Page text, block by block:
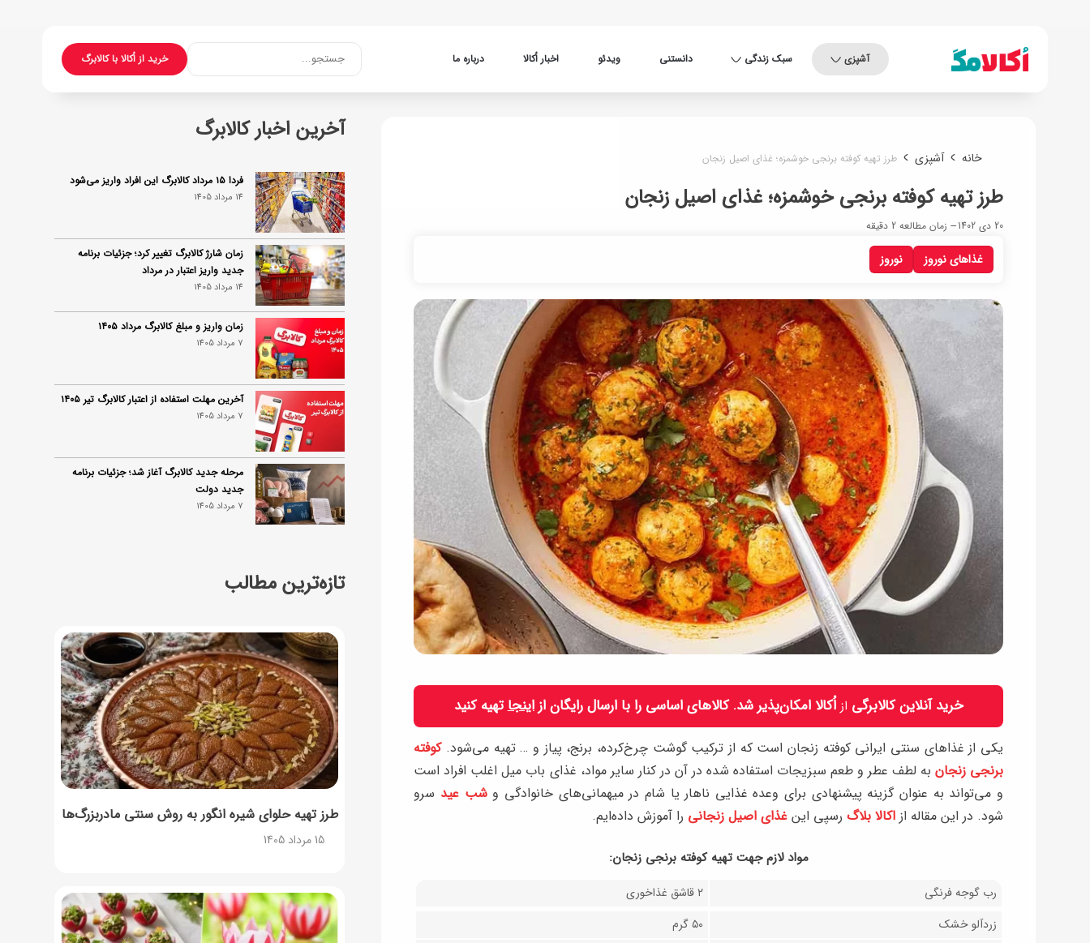
آشپزی سبک زندگی دانستنی ویدئو اخبار اُکالا درباره ما خرید از اُکالا با کالابرگجستجو...
خانه آشپزی طرز تهیه کوفته برنجی خوشمزه؛ غذای اصیل زنجان
غذاهای نوروز نوروز
طرز تهیه کوفته برنجی خوشمزه؛ غذای اصیل زنجان
20 دی 1402 زمان مطالعه 2 دقیقه
خرید آنلاین کالابرگی ازاُکالا امکان‌پذیر شد. کالاهای اساسی را با ارسال رایگان ازاینجاتهیه کنید
یکی از غذاهای سنتی ایرانی کوفته زنجان است که از ترکیب گوشت چرخ‌کرده، برنج، پیاز و … تهیه می‌شود.کوفته‌
برنجی زنجان به لطف عطر و طعم سبزیجات استفاده شده در آن در کنار سایر مواد، غذای باب میل اغلب افراد است
و می‌تواند به عنوان گزینه پیشنهادی برای وعده غذایی ناهار یا شام در میهمانی‌های خانوادگی وشب عید سرو
شود. در این مقاله از اکالا بلاگ رسپی این غذای اصیل زنجانی را آموزش داده‌ایم.
مواد لازم جهت تهيه کوفته برنجی زنجان:
رب گوجه فرنگی
۲ قاشق غذاخوری
زردآلو خشک
۵۰ گرم
آخرین اخبار کالابرگ
فردا ۱۵ مرداد کالابرگ این افراد واریز می‌شود
14 مرداد 1405
زمان شارژ کالابرگ تغییر کرد؛ جزئیات برنامه
جدید واریز اعتبار در مرداد
14 مرداد 1405
زمان واریز و مبلغ کالابرگ مرداد ۱۴۰۵
7 مرداد 1405
آخرین مهلت استفاده از اعتبار کالابرگ تیر ۱۴۰۵
7 مرداد 1405
مرحله جدید کالابرگ آغاز شد؛ جزئیات برنامه
جدید دولت
7 مرداد 1405
تازه‌ترین مطالب
طرز تهیه حلوای شیره انگور به روش سنتی مادربزرگ‌ها
15 مرداد 1405